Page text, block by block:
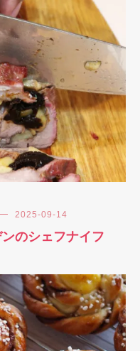
2025-09-14
のシェフナイフ